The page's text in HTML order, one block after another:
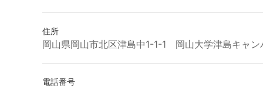
住所
岡山県岡山市北区津島中1-1-1 岡山大学津島キャン
電話番号